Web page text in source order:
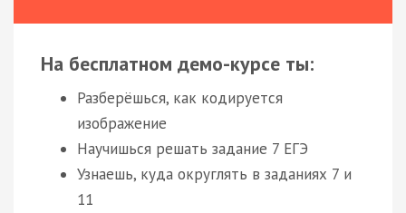
На бесплатном демо-курсе ты:
Разберёшься, как кодируется
изображение
Научишься решать задание 7 ЕГЭ
Узнаешь, куда округлять в заданиях 7 и
11